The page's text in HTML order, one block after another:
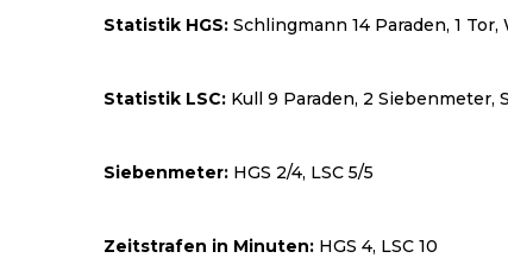
Statistik HGS: Schlingmann 14 Paraden, 1
Statistik LSC: Kull 9 Paraden, 2 Siebenmeter,
Siebenmeter: HGS 2/4, LSC 5/5
Zeitstrafen in Minuten: HGS 4, LSC 10